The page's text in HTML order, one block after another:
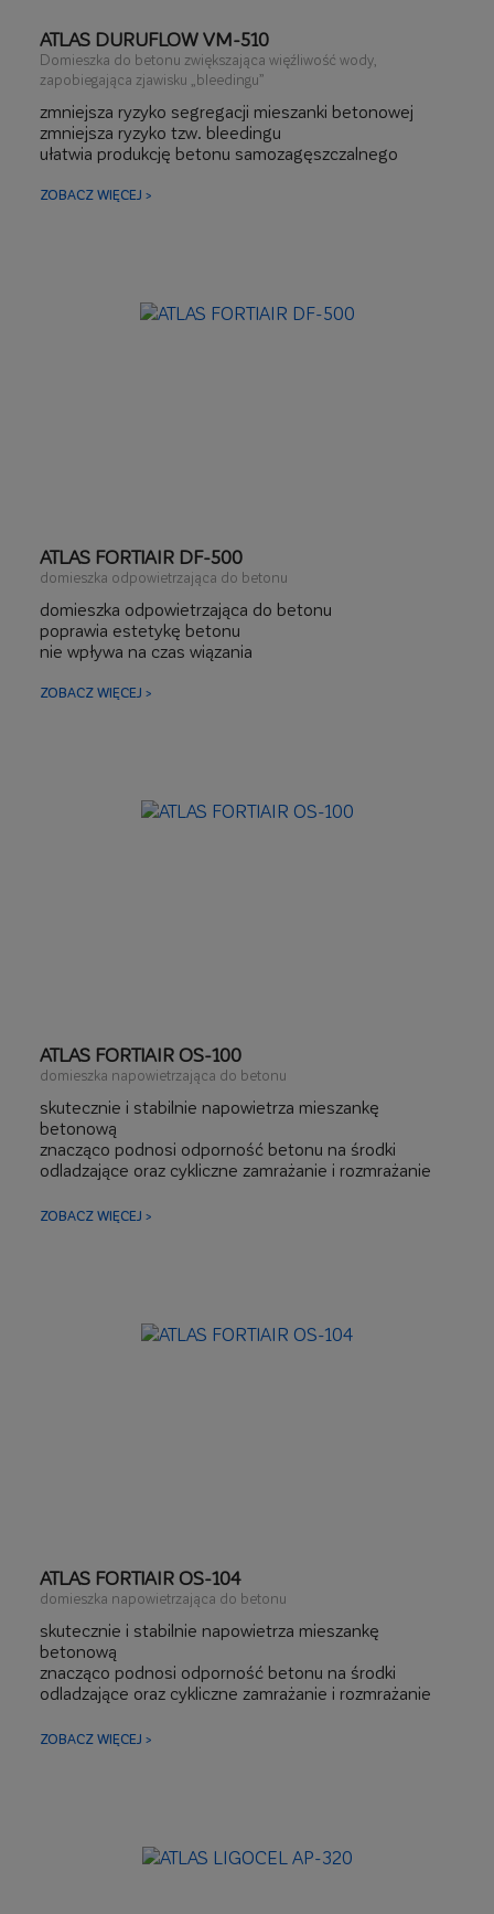
ATLAS DURUFLOW VM-510
Domieszka do betonu zwiększająca więźliwość wody,
zapobiegająca zjawisku „bleedingu”
zmniejsza ryzyko segregacji mieszanki betonowej
zmniejsza ryzyko tzw. bleedingu
ułatwia produkcję betonu samozagęszczalnego
ZOBACZ WIĘCEJ >
ATLAS FORTIAIR DF-500
domieszka odpowietrzająca do betonu
domieszka odpowietrzająca do betonu
poprawia estetykę betonu
nie wpływa na czas wiązania
ZOBACZ WIĘCEJ >
ATLAS FORTIAIR OS-100
domieszka napowietrzająca do betonu
skutecznie i stabilnie napowietrza mieszankę
betonową
znacząco podnosi odporność betonu na środki
odladzające oraz cykliczne zamrażanie i rozmrażanie
ZOBACZ WIĘCEJ >
ATLAS FORTIAIR OS-104
domieszka napowietrzająca do betonu
skutecznie i stabilnie napowietrza mieszankę
betonową
znacząco podnosi odporność betonu na środki
odladzające oraz cykliczne zamrażanie i rozmrażanie
ZOBACZ WIĘCEJ >